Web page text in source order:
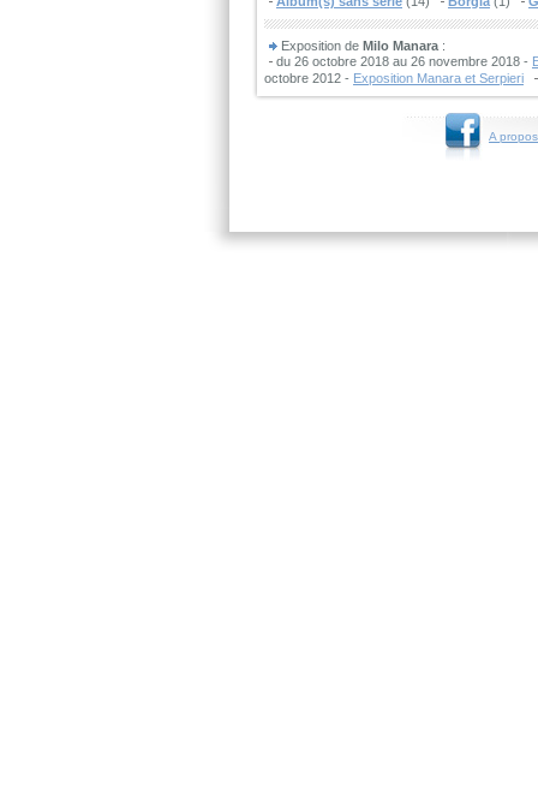
Exposition de Milo Manara :
du 26 octobre 2018 au 26 novembre 2018 -
octobre 2012 - Exposition Manara et Serpieri
A